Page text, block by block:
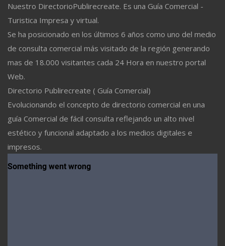
Nuestro DirectorioPublirecreate. Es una Guía Comercial -
Turistica Impresa y virtual.
Se ha posicionado en los últimos 6 años como uno del medio
de consulta comercial más visitado de la región generando
mas de 18.000 visitantes cada 24 Hora en nuestro portal
Web.
Directorio Publirecreate ( Guía Comercial)
Evolucionando el concepto de directorio comercial en una
guía Comercial de fácil consulta reflejando un alto nivel
estético y funcional adaptado a los medios digitales e
impresos.